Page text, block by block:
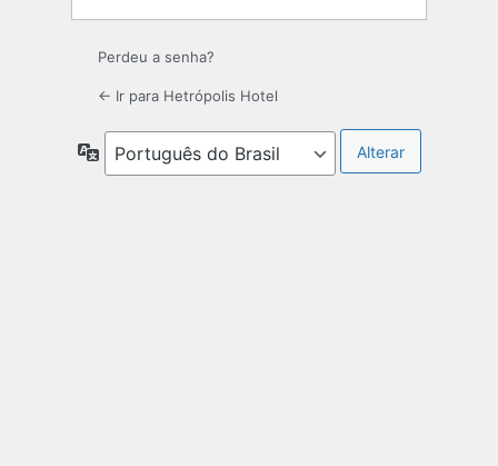
Perdeu a senha?
← Ir para Hetrópolis Hotel
Idioma